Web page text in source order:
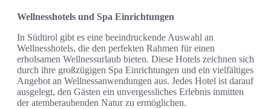
Wellnesshotels und Spa Einrichtungen
In Südtirol gibt es eine beeindruckende Auswahl an
Wellnesshotels, die den perfekten Rahmen für einen
erholsamen Wellnessurlaub bieten. Diese Hotels zeichnen sich
durch ihre großzügigen Spa Einrichtungen und ein vielfältiges
Angebot an Wellnessanwendungen aus. Jedes Hotel ist darauf
ausgelegt, den Gästen ein unvergessliches Erlebnis inmitten
der atemberaubenden Natur zu ermöglichen.